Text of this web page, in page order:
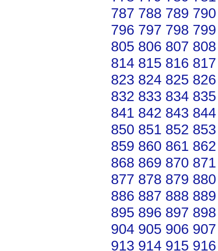
787 788 789 790
796 797 798 799
805 806 807 808
814 815 816 817
823 824 825 826
832 833 834 835
841 842 843 844
850 851 852 853
859 860 861 862
868 869 870 871
877 878 879 880
886 887 888 889
895 896 897 898
904 905 906 907
913 914 915 916